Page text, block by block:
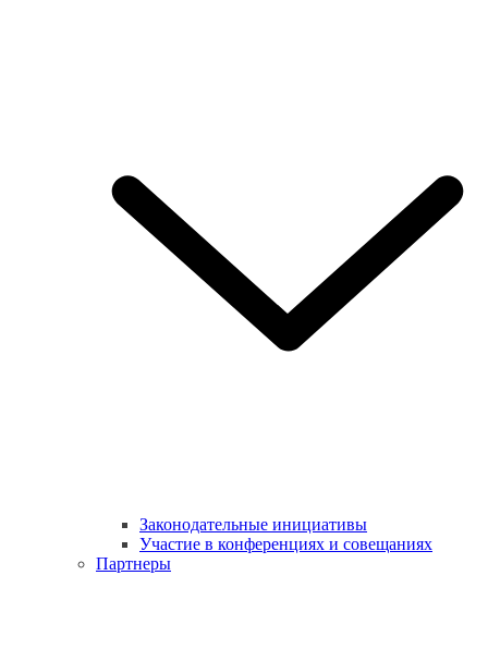
Законодательные инициативы
Участие в конференциях и совещаниях
Партнеры